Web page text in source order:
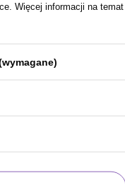
Więcej informacji na